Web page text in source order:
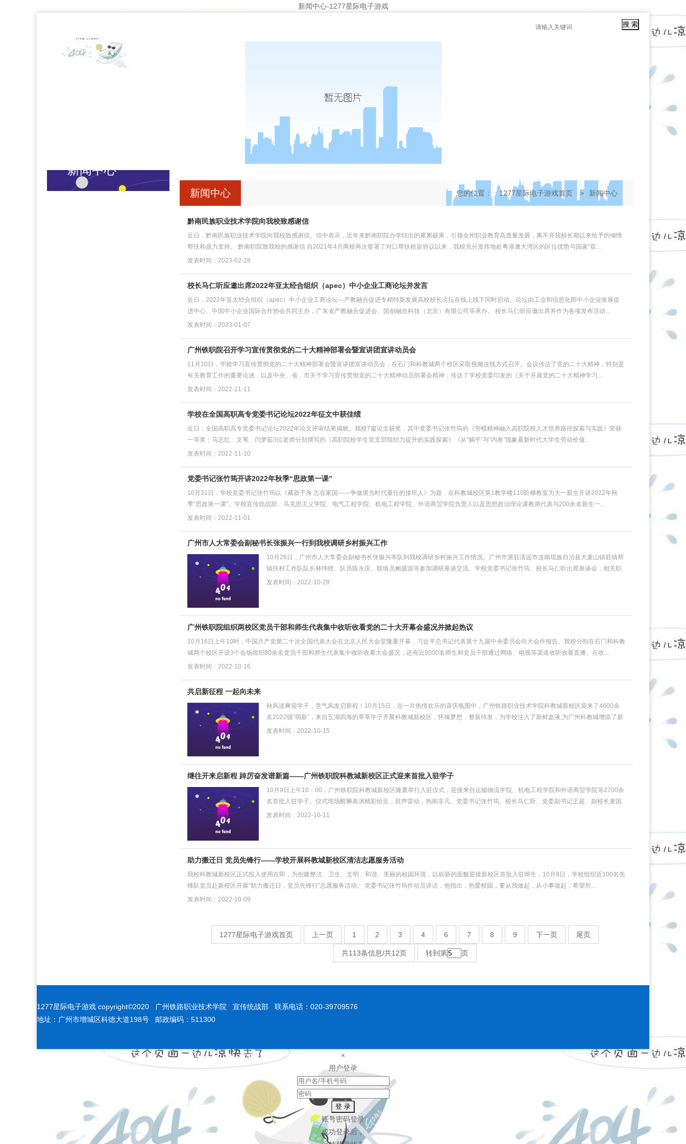
新闻中心-1277星际电子游戏
新闻中心
您的位置： 1277星际电子游戏首页 > 新闻中心
新闻中心
黔南民族职业技术学院向我校致感谢信
近日，黔南民族职业技术学院向我校致感谢信。信中表示，近年来黔南职院办学结出的累累硕果，引领全州职业教育高质量发展，离不开我校长期以来给予的倾情
帮扶和鼎力支持。 黔南职院致我校的感谢信 自2021年4月两校再次签署了对口帮扶框架协议以来，我校充分发挥地处粤港澳大湾区的区位优势与国家“双...
发表时间：2023-02-28
校长马仁听应邀出席2022年亚太经合组织（apec）中小企业工商论坛并发言
近日，2022年亚太经合组织（apec）中小企业工商论坛—产教融合促进专精特新发展高校校长论坛在线上线下同时启动。论坛由工业和信息化部中小企业发展促
进中心、中国中小企业国际合作协会共同主办，广东省产教融合促进会、国创融合科技（北京）有限公司等承办。 校长马仁听应邀出席并作为各项发布活动...
发表时间：2023-01-07
广州铁职院召开学习宣传贯彻党的二十大精神部署会暨宣讲团宣讲动员会
11月10日，学校学习宣传贯彻党的二十大精神部署会暨宣讲团宣讲动员会，在石门和科教城两个校区采取视频连线方式召开。会议传达了党的二十大精神，特别是
有关教育工作的重要论述，以及中央、省、市关于学习宣传贯彻党的二十大精神动员部署会精神；传达了学校党委印发的《关于开展党的二十大精神学习...
发表时间：2022-11-11
学校在全国高职高专党委书记论坛2022年征文中获佳绩
近日，全国高职高专党委书记论坛2022年论文评审结果揭晓。我校7篇论文获奖，其中党委书记张竹筠的《劳模精神融入高职院校人才培养路径探索与实践》荣获
一等奖；马志红、文苇、闫梦茹3位老师分别撰写的《高职院校学生党支部组织力提升的实践探索》《从“躺平”与“内卷”现象看新时代大学生劳动价值...
发表时间：2022-11-10
党委书记张竹筠开讲2022年秋季“思政第一课”
10月31日，学校党委书记张竹筠以《藏器于身 志在家国——争做堪当时代重任的接班人》为题，在科教城校区第1教学楼110阶梯教室为大一新生开讲2022年秋
季“思政第一课”。学校宣传统战部、马克思主义学院、电气工程学院、机电工程学院、外语商贸学院负责人以及思想政治理论课教师代表与200余名新生一...
发表时间：2022-11-01
广州市人大常委会副秘书长张振兴一行到我校调研乡村振兴工作
10月26日，广州市人大常委会副秘书长张振兴率队到我校调研乡村振兴工作情况。广州市派驻清远市连南瑶族自治县大麦山镇驻镇帮
镇扶村工作队队长林伟铿、队员陈永庆、联络员鲍盛源等参加调研座谈交流。学校党委书记张竹筠、校长马仁听出席座谈会，相关职
能部门、二级学院有关负责人参加座谈交流活动。 ...
发表时间：2022-10-28
广州铁职院组织两校区党员干部和师生代表集中收听收看党的二十大开幕会盛况并掀起热议
10月16日上午10时，中国共产党第二十次全国代表大会在北京人民大会堂隆重开幕，习近平总书记代表第十九届中央委员会向大会作报告。我校分别在石门和科教
城两个校区开设3个会场组织80余名党员干部和师生代表集中收听收看大会盛况，还有近8000名师生和党员干部通过网络、电视等渠道收听收看直播。在收...
发表时间：2022-10-16
共启新征程 一起向未来
秋风送爽迎学子，意气风发启新程！10月15日，在一片热情欢乐的喜庆氛围中，广州铁路职业技术学院科教城新校区迎来了4600余
名2022级“萌新”，来自五湖四海的莘莘学子齐聚科教城新校区，怀揣梦想，整装待发，为学校注入了新鲜血液,为广州科教城增添了新
的活力。 广州铁职院科教城新校区迎来2022级新...
发表时间：2022-10-15
继往开来启新程 踔厉奋发谱新篇——广州铁职院科教城新校区正式迎来首批入驻学子
10月9日上午10：00，广州铁职院科教城新校区隆重举行入驻仪式，迎接来自运输物流学院、机电工程学院和外语商贸学院等2700余
名首批入驻学子。仪式现场醒狮表演精彩纷呈，鼓声雷动，热闹非凡。党委书记张竹筠、校长马仁听、党委副书记王超、副校长麦国
焞等领导出席活动，相关职能处室、二级学院负责人...
发表时间：2022-10-11
助力搬迁日 党员先锋行——学校开展科教城新校区清洁志愿服务活动
我校科教城新校区正式投入使用在即，为创建整洁、卫生、文明、和谐、美丽的校园环境，以崭新的面貌迎接新校区首批入驻师生，10月8日，学校组织近100名先
锋队党员赴新校区开展“助力搬迁日，党员先锋行”志愿服务活动。 党委书记张竹筠作动员讲话，他指出，热爱校园，要从我做起，从小事做起，希望所...
发表时间：2022-10-09
1277星际电子游戏首页 上一页 1 2 3 4 6 7 8 9 下一页 尾页
共113条信息/共12页 转到第 页
1277星际电子游戏 copyright©2020 广州铁路职业技术学院 宣传统战部 联系电话：020-39709576
地址：广州市增城区科德大道198号 邮政编码：511300
×
用户登录
登 录
账号密码登录
成功登录后，